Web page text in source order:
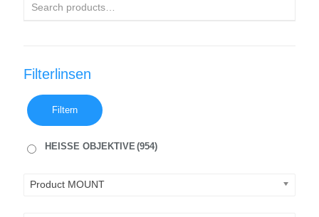
Filterlinsen
Filtern
HEISSE OBJEKTIVE(954)
Product MOUNT